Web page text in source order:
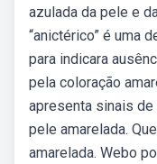
azulada da pele e
“anictérico” é uma
para indicara
pela coloração
apresenta sinais de
pele amarelada.
amarelada. Webo